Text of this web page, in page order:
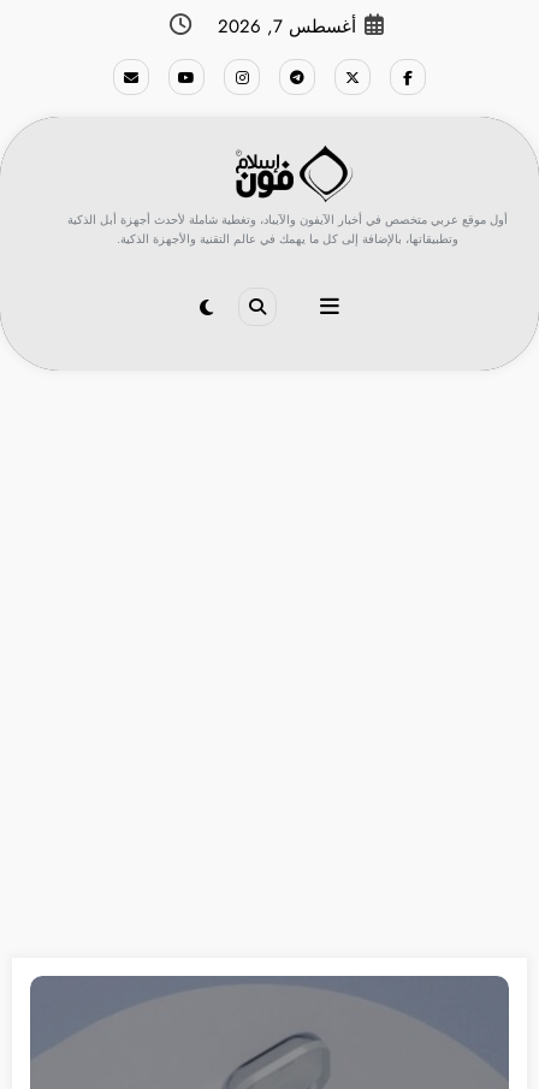
أغسطس 7, 2026
أول موقع عربي متخصص في أخبار الآيفون والآيباد، وتغطية شاملة لأحدث أجهزة أبل الذكية
وتطبيقاتها، بالإضافة إلى كل ما يهمك في عالم التقنية والأجهزة الذكية.